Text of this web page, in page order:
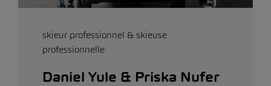
skieur professionnel & skieuse
professionnelle
Daniel Yule & Priska Nufer